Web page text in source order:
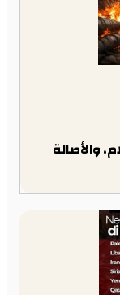
والأصالة